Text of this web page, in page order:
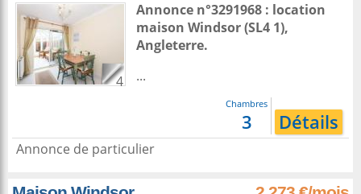
4
Annonce n°3291968 : location
maison Windsor(SL4 1),
Angleterre.
...
Chambres
3 Détails
Annonce de particulier